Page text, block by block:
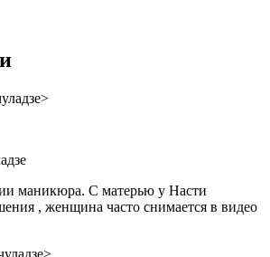
маникюра. С матерью у Насти
, женщина часто снимается в видео